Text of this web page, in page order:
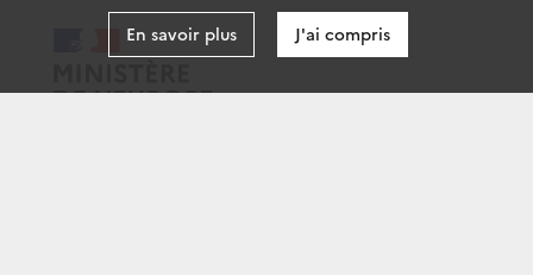
En savoir plus J'ai compris